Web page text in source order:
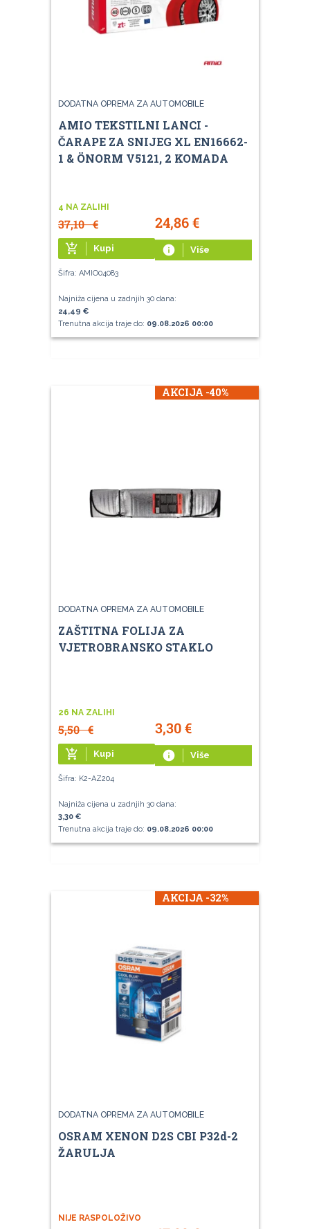
DODATNA OPREMA ZA AUTOMOBILE
AMIO TEKSTILNI LANCI -
ČARAPE ZA SNIJEG XL EN16662-
1 & ÖNORM V5121, 2 KOMADA
4 NA ZALIHI
37,10€ 24,86€
add_shopping_cart Kupi info Više
Šifra: AMIO04083
Najniža cijena u zadnjih 30 dana:
24,49 €
Trenutna akcija traje do: 09.08.2026 00:00
AKCIJA -40%
DODATNA OPREMA ZA AUTOMOBILE
ZAŠTITNA FOLIJA ZA
VJETROBRANSKO STAKLO
26 NA ZALIHI
5,50€ 3,30€
add_shopping_cart Kupi info Više
Šifra: K2-AZ204
Najniža cijena u zadnjih 30 dana:
3,30 €
Trenutna akcija traje do: 09.08.2026 00:00
AKCIJA -32%
DODATNA OPREMA ZA AUTOMOBILE
OSRAM XENON D2S CBI P32d-2
ŽARULJA
NIJE RASPOLOŽIVO